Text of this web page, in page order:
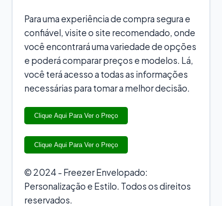
Para uma experiência de compra segura e
confiável, visite o site recomendado, onde
você encontrará uma variedade de opções
e poderá comparar preços e modelos. Lá,
você terá acesso a todas as informações
necessárias para tomar a melhor decisão.
Clique Aqui Para Ver o Preço
Clique Aqui Para Ver o Preço
© 2024 - Freezer Envelopado:
Personalização e Estilo. Todos os direitos
reservados.